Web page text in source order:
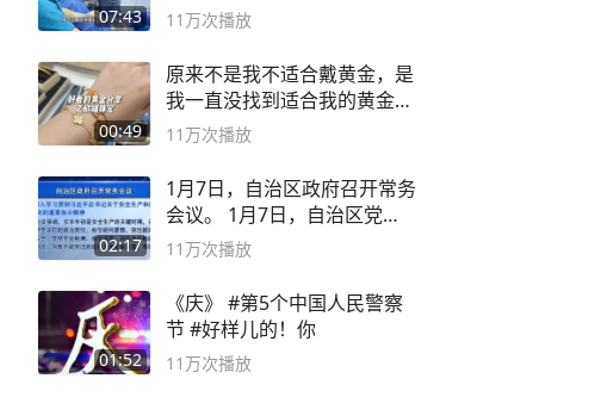
07:43 11万次播放
00:49
原来不是我不适合戴黄金，是
我一直没找到适合我的黄金
😭
11万次播放
02:17
1月7日，自治区政府召开常务
会议。 1月7日，自治区党委
副书记
11万次播放
01:52
《庆》 #第5个中国人民警察
节 #好样儿的！你
11万次播放